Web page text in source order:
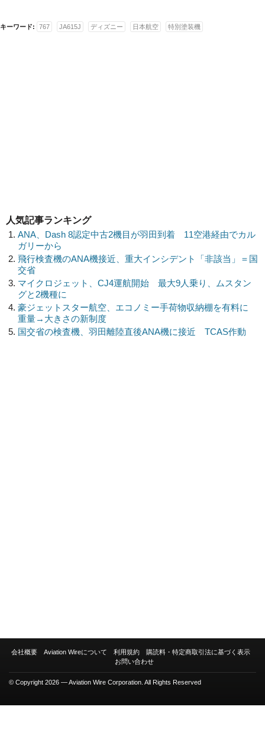
キーワード: 767 JA615J ディズニー 日本航空 特別塗装機
人気記事ランキング
ANA、Dash 8認定中古2機目が羽田到着 11空港経由でカル
ガリーから
飛行検査機のANA機接近、重大インシデント「非該当」＝国
交省
マイクロジェット、CJ4運航開始 最大9人乗り、ムスタン
グと2機種に
豪ジェットスター航空、エコノミー手荷物収納棚を有料に
重量→大きさの新制度
国交省の検査機、羽田離陸直後ANA機に接近 TCAS作動
会社概要 Aviation Wireについて 利用規約
購読料・特定商取引法に基づく表示
お問い合わせ
© Copyright 2026 — Aviation Wire Corporation. All Rights Reserved